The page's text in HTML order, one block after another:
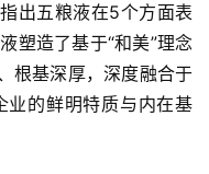
出五粮液在5个方面表
塑造了基于“和美”理念
根基深厚，深度融合于
业的鲜明特质与内在基